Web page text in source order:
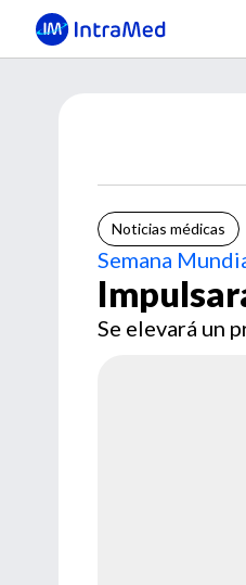
Noticias médicas
Semana
Se elevará un